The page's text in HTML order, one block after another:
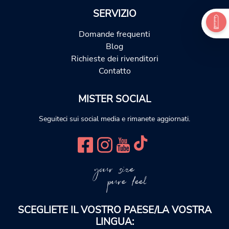
SERVIZIO
Domande frequenti
Blog
Richieste dei rivenditori
Contatto
MISTER SOCIAL
Seguiteci sui social media e rimanete aggiornati.
your size
pure feel
SCEGLIETE IL VOSTRO PAESE/LA VOSTRA
LINGUA: